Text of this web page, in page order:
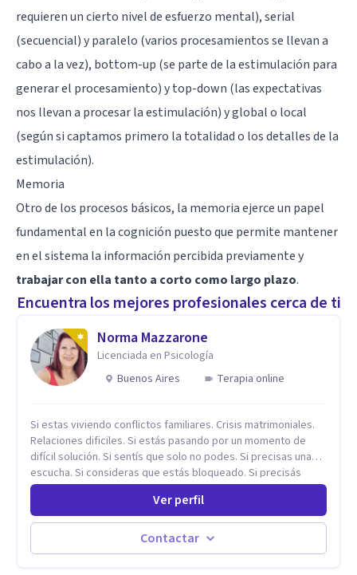
requieren un cierto nivel de esfuerzo mental), serial
(secuencial) y paralelo (varios procesamientos se llevan a
cabo a la vez), bottom-up (se parte de la estimulación para
generar el procesamiento) y top-down (las expectativas
nos llevan a procesar la estimulación) y global o local
(según si captamos primero la totalidad o los detalles de la
estimulación).
Memoria
Otro de los procesos básicos, la memoria ejerce un papel
fundamental en la cognición puesto que permite mantener
en el sistema la información percibida previamente y
trabajar con ella tanto a corto como largo plazo.
Encuentra los mejores profesionales cerca de ti
Norma Mazzarone
Licenciada en Psicología
Buenos Aires
Terapia online
Si estas viviendo conflictos familiares. Crisis matrimoniales.
Relaciones dificiles. Si estás pasando por un momento de
difícil solución. Si sentís que solo no podes. Si precisas una
escucha. Si consideras que estás bloqueado. Si precisás
comprensión. Si no logras definir proyectos, objetivos,
sueños, deseos. Si pensás que lo que te pasa no es tan
grave, pero podría ayudar. Si estás en adicciones y tu
intención es hacer algo con lo que te está pasando. No dudes
en comunicarte a fin de comenzar a resolver la situación que
Ver perfil
Contactar